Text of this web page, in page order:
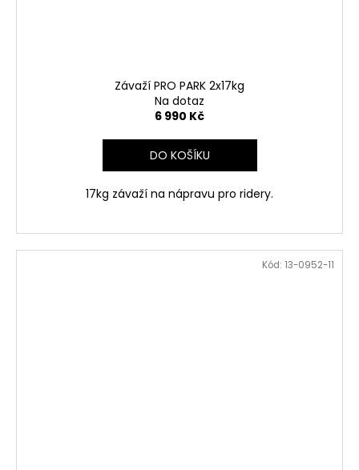
Závaží PRO PARK 2x17kg
Na dotaz
6 990 Kč
DO KOŠÍKU
17kg závaží na nápravu pro ridery.
Kód: 13-0952-11